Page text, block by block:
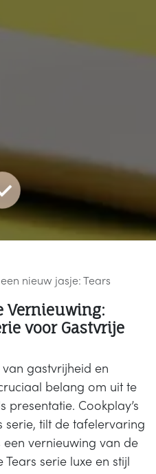
nieuw jasje: Tears
Vernieuwing:
voor Gastvrije
gastvrijheid en
belang om uit te
presentatie. Cookplay’s
serie, tilt de tafelervaring
vernieuwing van de
serie luxe en stijl